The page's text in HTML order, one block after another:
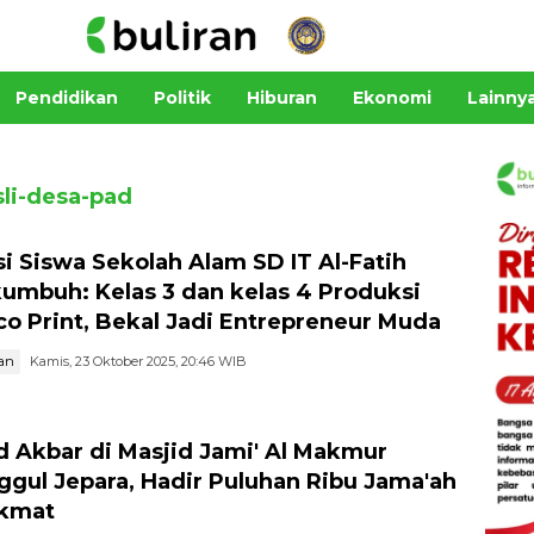
Pendidikan Politik Hiburan Ekonomi
desa-pad
Siswa Sekolah Alam SD IT Al-Fatih
Kelas 3 dan kelas 4 Produksi
Print, Bekal Jadi Entrepreneur Muda
Kamis, 23 Oktober 2025, 20:46 WIB
Akbar di Masjid Jami' Al Makmur
Jepara, Hadir Puluhan Ribu Jama'ah